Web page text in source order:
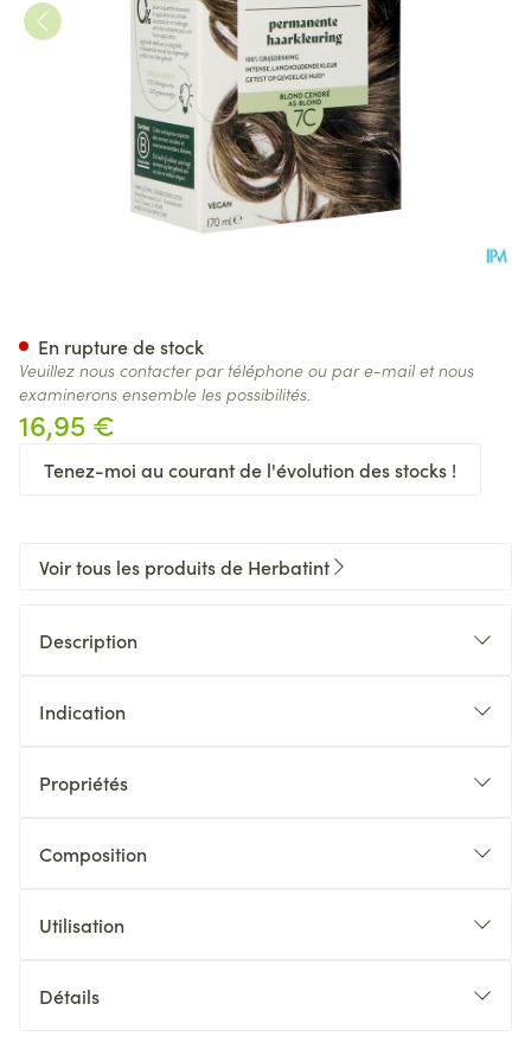
16,95 €
Tenez-moi au courant de l'évolution des stocks !
En rupture de stock
Veuillez nous contacter par téléphone ou par e-mail et nous
examinerons ensemble les possibilités.
Voir tous les produits de Herbatint
Description
Indication
Propriétés
Composition
Utilisation
Détails